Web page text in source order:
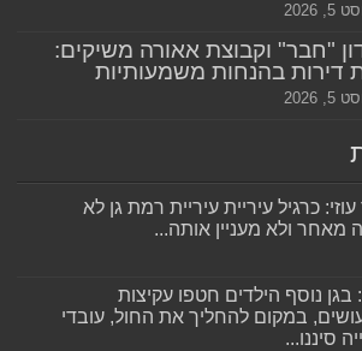
5, 2026
"חבר" וקבוצת אאורה משיקים:
דירות בהנחות משמעותיות
5, 2026
כרגיל עיריית עיריית רמת גן לא
מאחר ולא מעניין אותה...
בגן נוסף הילדים חטפו עקיצות
במקום להחליך את החול, עובדי
סיננו...